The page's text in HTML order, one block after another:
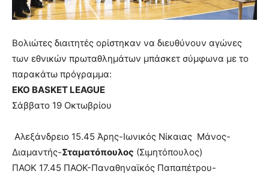
Βολιώτες διαιτητές ορίστηκαν να διευθύνουν αγώνες
των εθνικών πρωταθλημάτων μπάσκετ σύμφωνα με το
παρακάτω πρόγραμμα:
EKO BASKET LEAGUE
Σάββατο 19 Οκτωβρίου
Αλεξάνδρειο 15.45 Άρης-Ιωνικός Νίκαιας Μάνος-
Διαμαντής-Σταματόπουλος (Σιμητόπουλος)
ΠΑΟΚ 17.45 ΠΑΟΚ-Παναθηναϊκός Παπαπέτρου-